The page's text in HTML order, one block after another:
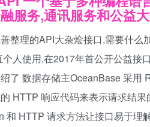
服务,通讯服务和公益
整理的API大杂烩接口,需要什
个人使用,在2017年首公开公益接
了 数据存储主OceanBase 采用
HTTP 响应代码来表示请求结
和 HTTP 请求方法让接口易于理